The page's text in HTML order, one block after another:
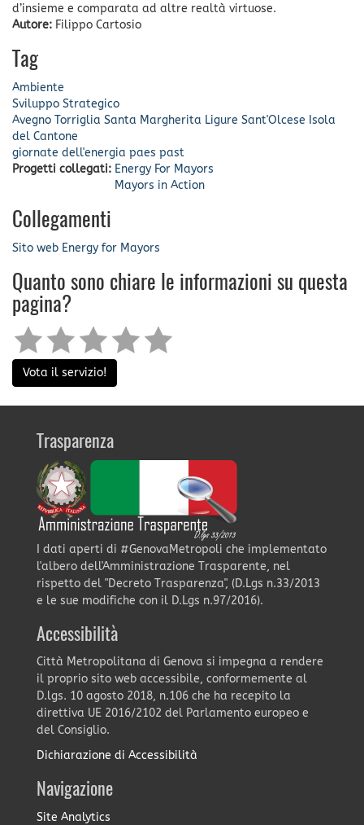
d’insieme e comparata ad altre realtà virtuose.
Autore: Filippo Cartosio
Tag
Ambiente
Sviluppo Strategico
Avegno Torriglia Santa Margherita Ligure Sant'Olcese Isola
del Cantone
giornate dell'energia paes past
Progetti collegati: Energy For Mayors
Mayors in Action
Collegamenti
Sito web Energy for Mayors
Quanto sono chiare le informazioni su questa
pagina?
Vota il servizio!
Trasparenza
I dati aperti di #GenovaMetropoli che implementato
l'albero dell'Amministrazione Trasparente, nel
rispetto del "Decreto Trasparenza", (D.Lgs n.33/2013
e le sue modifiche con il D.Lgs n.97/2016).
Accessibilità
Città Metropolitana di Genova si impegna a rendere
il proprio sito web accessibile, conformemente al
D.lgs. 10 agosto 2018, n.106 che ha recepito la
direttiva UE 2016/2102 del Parlamento europeo e
del Consiglio.
Dichiarazione di Accessibilità
Navigazione
Site Analytics